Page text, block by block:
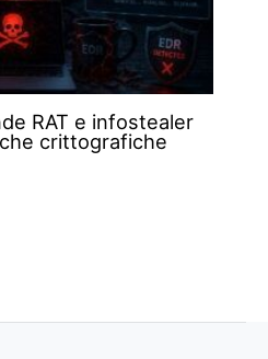
RAT e infostealer
crittografiche